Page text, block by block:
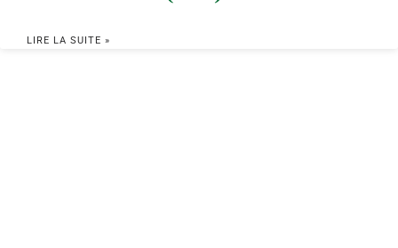
LIRE LA SUITE »